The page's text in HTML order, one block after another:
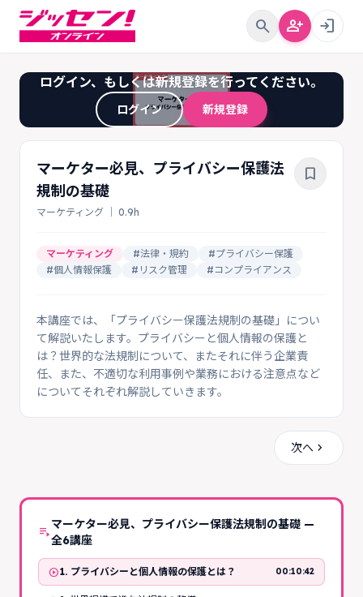
search person_add login
ログイン、もしくは新規登録を行ってください。
ログイン 新規登録
マーケター必見、プライバシー保護法
規制の基礎
マーケティング ｜ 0.9h
bookmark_border
マーケティング #法律・規約
#プライバシー保護
#個人情報保護
#リスク管理 #コンプライアンス
本講座では、「プライバシー保護法規制の基礎」につい
て解説いたします。プライバシーと個人情報の保護と
は？世界的な法規制について、またそれに伴う企業責
任、また、不適切な利用事例や業務における注意点など
についてそれぞれ解説していきます。
次へ chevron_right
playlist_playマーケター必見、プライバシー保護法規制の基礎 —
全6講座
play_circle1. プライバシーと個人情報の保護とは？ 00:10:42